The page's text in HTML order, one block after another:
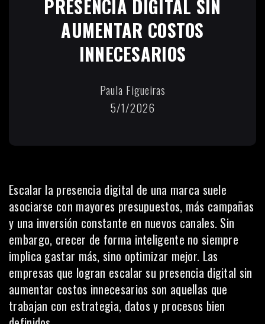
PRESENCIA DIGITAL SIN
AUMENTAR COSTOS
INNECESARIOS
Paula Figueiras
5/1/2026
Escalar la presencia digital de una marca suele
asociarse con mayores presupuestos, más campañas
y una inversión constante en nuevos canales. Sin
embargo, crecer de forma inteligente no siempre
implica gastar más, sino optimizar mejor. Las
empresas que logran escalar su presencia digital sin
aumentar costos innecesarios son aquellas que
trabajan con estrategia, datos y procesos bien